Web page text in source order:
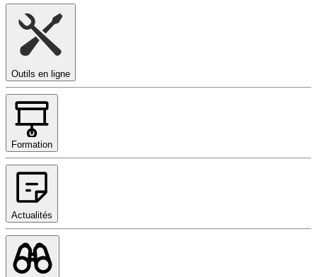
Outils en ligne
Formation
Actualités